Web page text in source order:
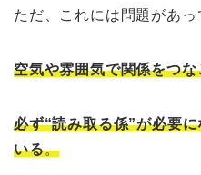
ただ、これには問題があっ
空気や雰囲気で関係をつ
必ず“読み取る係”が必要
いる。